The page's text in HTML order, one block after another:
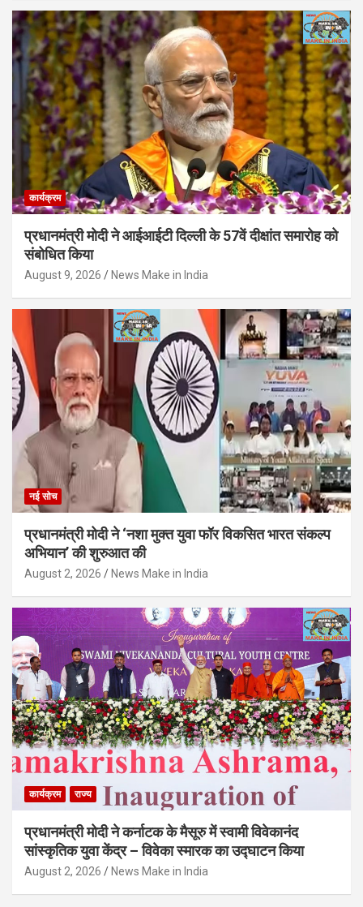
कार्यक्रम
प्रधानमंत्री मोदी ने आईआईटी दिल्ली के 57वें दीक्षांत समारोह को
संबोधित किया
August 9, 2026 News Make in India
नई सोच
प्रधानमंत्री मोदी ने ‘नशा मुक्त युवा फॉर विकसित भारत संकल्प
अभियान’ की शुरुआत की
August 2, 2026 News Make in India
कार्यक्रम राज्य
प्रधानमंत्री मोदी ने कर्नाटक के मैसूरु में स्वामी विवेकानंद
सांस्कृतिक युवा केंद्र – विवेका स्मारक का उद्घाटन किया
August 2, 2026 News Make in India